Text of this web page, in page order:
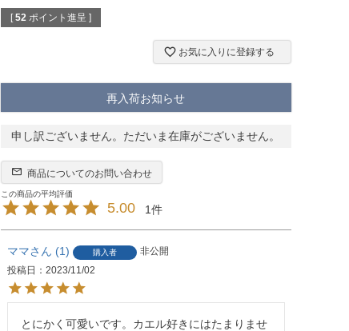
[ 52 ポイント進呈 ]
お気に入りに登録する
再入荷お知らせ
申し訳ございません。ただいま在庫がございません。
商品についてのお問い合わせ
5.00 1
ママ 1 購入者
非公開
投稿日
2023/11/02
とにかく可愛いです。カエル好きにはたまりませ